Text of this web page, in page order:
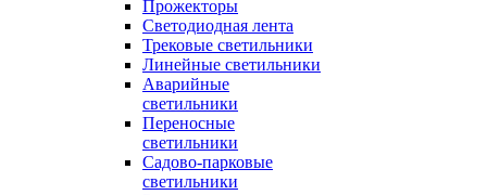
Прожекторы
Светодиодная лента
Трековые светильники
Линейные светильники
Аварийные
светильники
Переносные
светильники
Садово-парковые
светильники